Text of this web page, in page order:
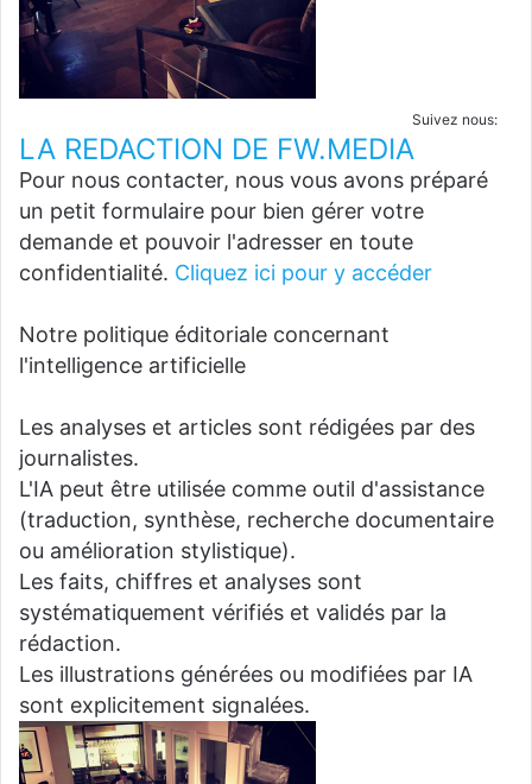
Suivez nous:
LA REDACTION DE FW.MEDIA
Pour nous contacter, nous vous avons préparé
un petit formulaire pour bien gérer votre
demande et pouvoir l'adresser en toute
confidentialité. Cliquez ici pour y accéder
Notre politique éditoriale concernant
l'intelligence artificielle
Les analyses et articles sont rédigées par des
journalistes.
L'IA peut être utilisée comme outil d'assistance
(traduction, synthèse, recherche documentaire
ou amélioration stylistique).
Les faits, chiffres et analyses sont
systématiquement vérifiés et validés par la
rédaction.
Les illustrations générées ou modifiées par IA
sont explicitement signalées.